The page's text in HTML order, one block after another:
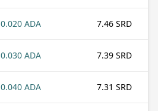
0.020 ADA 7.46 SRD
0.030 ADA 7.39 SRD
0.040 ADA 7.31 SRD